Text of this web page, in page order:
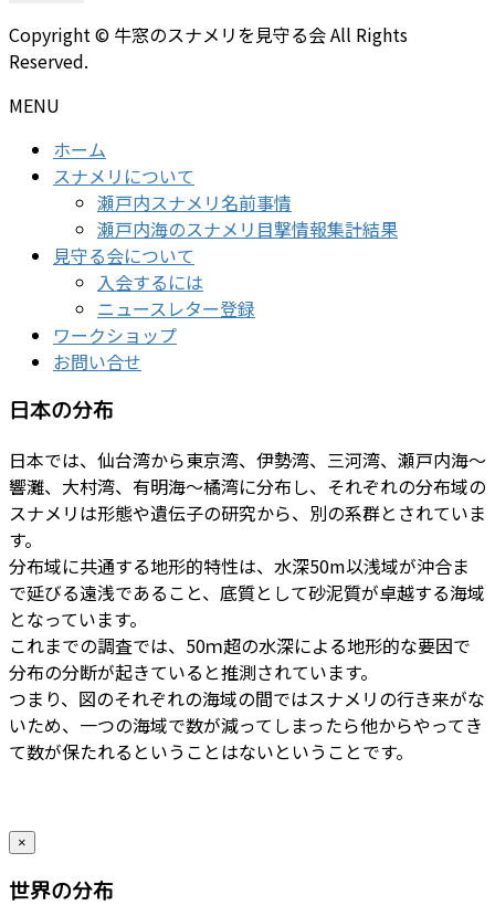
Copyright © 牛窓のスナメリを見守る会 All Rights
Reserved.
MENU
ホーム
スナメリについて
瀬戸内スナメリ名前事情
瀬戸内海のスナメリ目撃情報集計結果
見守る会について
入会するには
ニュースレター登録
ワークショップ
お問い合せ
日本の分布
日本では、仙台湾から東京湾、伊勢湾、三河湾、瀬戸内海～
響灘、大村湾、有明海～橘湾に分布し、それぞれの分布域の
スナメリは形態や遺伝子の研究から、別の系群とされていま
す。
分布域に共通する地形的特性は、水深50m以浅域が沖合ま
で延びる遠浅であること、底質として砂泥質が卓越する海域
となっています。
これまでの調査では、50ｍ超の水深による地形的な要因で
分布の分断が起きていると推測されています。
つまり、図のそれぞれの海域の間ではスナメリの行き来がな
いため、一つの海域で数が減ってしまったら他からやってき
て数が保たれるということはないということです。
×
世界の分布